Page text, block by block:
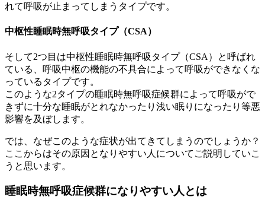
れて呼吸が止まってしまうタイプです。
中枢性睡眠時無呼吸タイプ（CSA）
そして2つ目は中枢性睡眠時無呼吸タイプ（CSA）と呼ばれ
ている、呼吸中枢の機能の不具合によって呼吸ができなくな
っているタイプです。
このような2タイプの睡眠時無呼吸症候群によって呼吸がで
きずに十分な睡眠がとれなかったり浅い眠りになったり等悪
影響を及ぼします。
では、なぜこのような症状が出てきてしまうのでしょうか？
ここからはその原因となりやすい人についてご説明していこ
うと思います。
睡眠時無呼吸症候群になりやすい人とは